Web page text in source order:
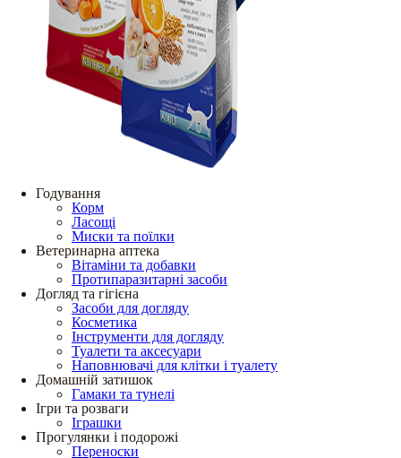
Годування
Корм
Ласощі
Миски та поїлки
Ветеринарна аптека
Вітаміни та добавки
Протипаразитарні засоби
Догляд та гігієна
Засоби для догляду
Косметика
Інструменти для догляду
Туалети та аксесуари
Наповнювачі для клітки і туалету
Домашній затишок
Гамаки та тунелі
Ігри та розваги
Іграшки
Прогулянки і подорожі
Переноски